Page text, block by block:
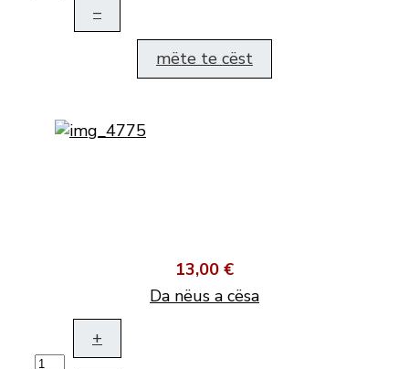
–
mëte te cëst
13,00 €
Da nëus a cësa
+